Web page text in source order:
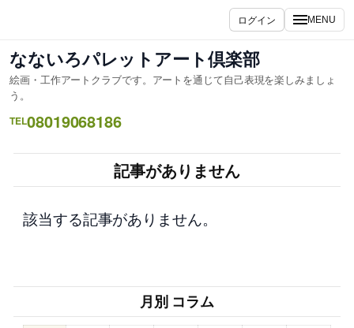
ス
キ
プ
ログイン MENU
なないろパレットアート倶楽部
絵画・工作アートクラブです。アートを通じて自己表現を楽しみましょ
う。
TEL08019068186
記事がありません
該当する記事がありません。
月別 コラム